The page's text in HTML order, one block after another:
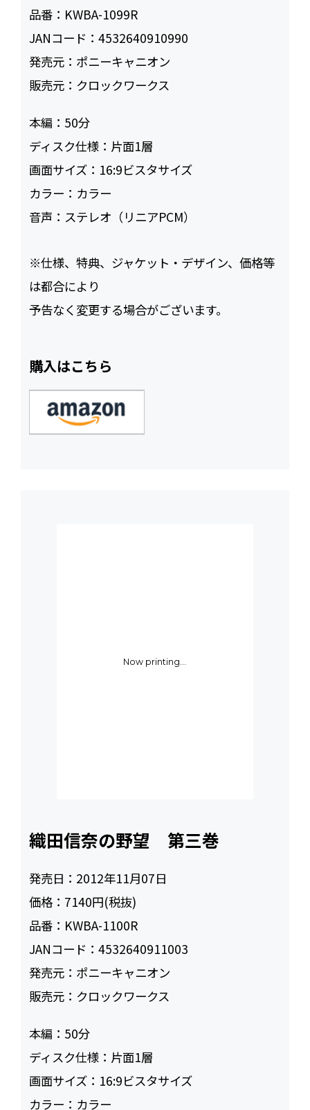
品番： KWBA-1099R
JANコード：4532640910990
発売元： ポニーキャニオン
販売元： クロックワークス
本編： 50
ディスク仕様： 片面1層
画面サイズ： 16:9ビスタサイズ
カラー： カラー
音声： ステレオ（リニアPCM）
※仕様、特典、ジャケット・デザイン、価格等
は都合により
予告なく変更する場合がございます。
購入はこちら
Now printing...
織田信奈の野望 第三巻
発売日： 2012年11月07日
価格： 7140円(税抜)
品番： KWBA-1100R
JANコード：4532640911003
発売元： ポニーキャニオン
販売元： クロックワークス
本編： 50
ディスク仕様： 片面1層
画面サイズ： 16:9ビスタサイズ
カラー： カラー